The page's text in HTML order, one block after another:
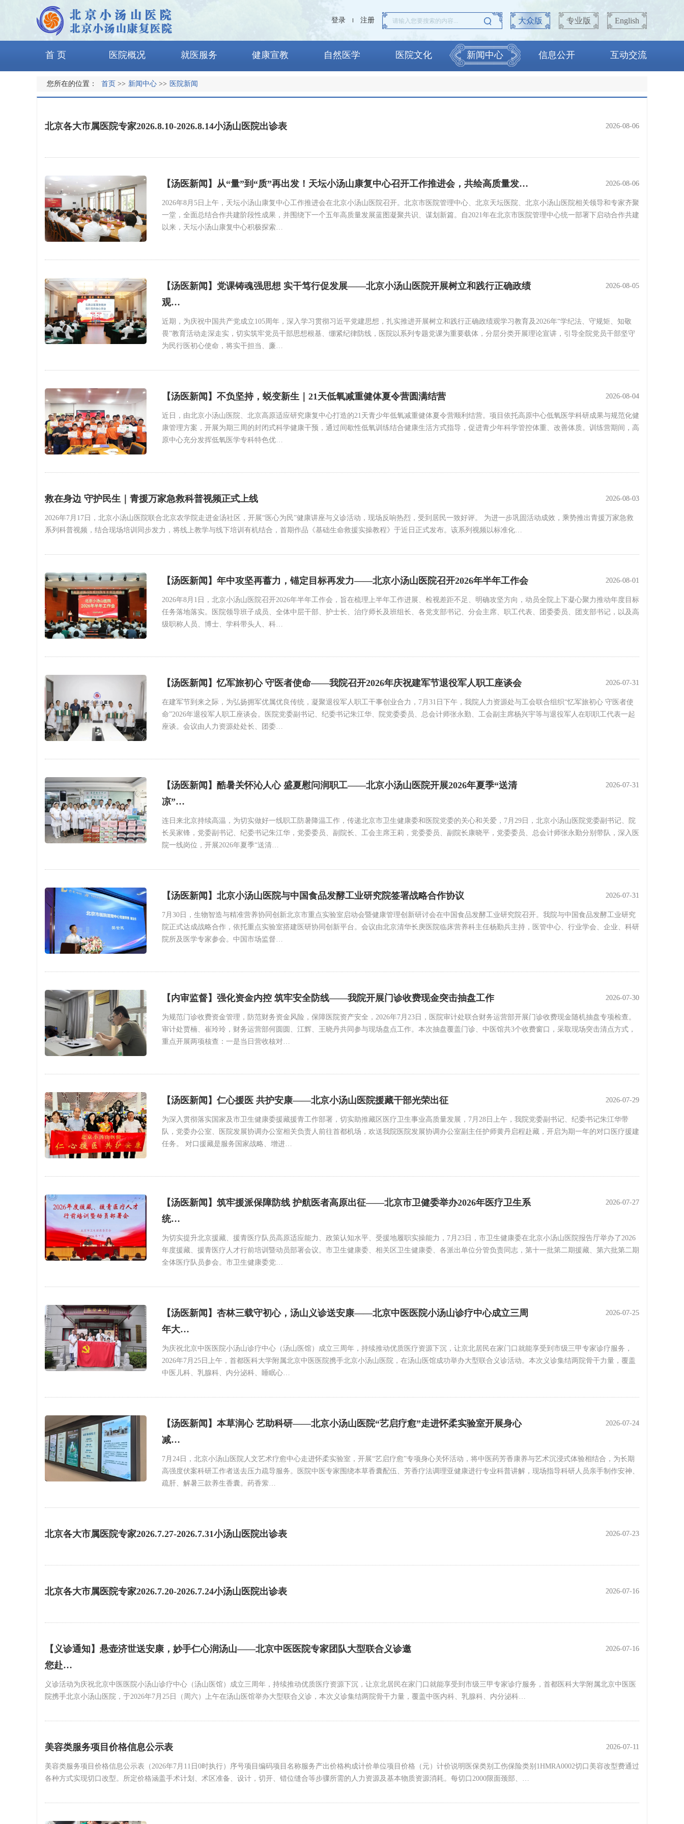
登录 注册 大众版 专业版 English
首 页 医院概况 就医服务 健康宣教 自然医学 医院文化 新闻中心 信息公开 互动交流
您所在的位置： 首页 >> 新闻中心 >> 医院新闻
2026-08-06
北京各大市属医院专家2026.8.10-2026.8.14小汤山医院出诊表 2026-08-06
2026-08-06
【汤医新闻】从“量”到“质”再出发！天坛小汤山康复中心召开工作推进会，共绘高质量发… 2026-08-06
2026年8月5日上午，天坛小汤山康复中心工作推进会在北京小汤山医院召开。北京市医院管理中心、北京天坛医院、北京小汤山医院相关领导和专家齐聚
一堂，全面总结合作共建阶段性成果，并围绕下一个五年高质量发展蓝图凝聚共识、谋划新篇。自2021年在北京市医院管理中心统一部署下启动合作共建
以来，天坛小汤山康复中心积极探索…
2026-08-05
【汤医新闻】党课铸魂强思想 实干笃行促发展——北京小汤山医院开展树立和践行正确政绩
观…
2026-08-05
近期，为庆祝中国共产党成立105周年，深入学习贯彻习近平党建思想，扎实推进开展树立和践行正确政绩观学习教育及2026年“学纪法、守规矩、知敬
畏”教育活动走深走实，切实筑牢党员干部思想根基、绷紧纪律防线，医院以系列专题党课为重要载体，分层分类开展理论宣讲，引导全院党员干部坚守
为民行医初心使命，将实干担当、廉…
2026-08-04
【汤医新闻】不负坚持，蜕变新生｜21天低氧减重健体夏令营圆满结营 2026-08-04
近日，由北京小汤山医院、北京高原适应研究康复中心打造的21天青少年低氧减重健体夏令营顺利结营。项目依托高原中心低氧医学科研成果与规范化健
康管理方案，开展为期三周的封闭式科学健康干预，通过间歇性低氧训练结合健康生活方式指导，促进青少年科学管控体重、改善体质。训练营期间，高
原中心充分发挥低氧医学专科特色优…
2026-08-03
救在身边 守护民生｜青援万家急救科普视频正式上线 2026-08-03
2026年7月17日，北京小汤山医院联合北京农学院走进金汤社区，开展“医心为民”健康讲座与义诊活动，现场反响热烈，受到居民一致好评。 为进一步巩固活动成效，乘势推出青援万家急救
系列科普视频，结合现场培训同步发力，将线上教学与线下培训有机结合，首期作品《基础生命救援实操教程》于近日正式发布。该系列视频以标准化…
2026-08-01
【汤医新闻】年中攻坚再蓄力，锚定目标再发力——北京小汤山医院召开2026年半年工作会 2026-08-01
2026年8月1日，北京小汤山医院召开2026年半年工作会，旨在梳理上半年工作进展、检视差距不足、明确攻坚方向，动员全院上下凝心聚力推动年度目标
任务落地落实。医院领导班子成员、全体中层干部、护士长、治疗师长及班组长、各党支部书记、分会主席、职工代表、团委委员、团支部书记，以及高
级职称人员、博士、学科带头人、科…
2026-07-31
【汤医新闻】忆军旅初心 守医者使命——我院召开2026年庆祝建军节退役军人职工座谈会 2026-07-31
在建军节到来之际，为弘扬拥军优属优良传统，凝聚退役军人职工干事创业合力，7月31日下午，我院人力资源处与工会联合组织“忆军旅初心 守医者使
命”2026年退役军人职工座谈会。医院党委副书记、纪委书记朱江华、院党委委员、总会计师张永勤、工会副主席杨兴宇等与退役军人在职职工代表一起
座谈。会议由人力资源处处长、团委…
2026-07-31
【汤医新闻】酷暑关怀沁人心 盛夏慰问润职工——北京小汤山医院开展2026年夏季“送清
凉”…
2026-07-31
连日来北京持续高温，为切实做好一线职工防暑降温工作，传递北京市卫生健康委和医院党委的关心和关爱，7月29日，北京小汤山医院党委副书记、院
长吴家锋，党委副书记、纪委书记朱江华，党委委员、副院长、工会主席王莉，党委委员、副院长康晓平，党委委员、总会计师张永勤分别带队，深入医
院一线岗位，开展2026年夏季“送清…
2026-07-31
【汤医新闻】北京小汤山医院与中国食品发酵工业研究院签署战略合作协议 2026-07-31
7月30日，生物智造与精准营养协同创新北京市重点实验室启动会暨健康管理创新研讨会在中国食品发酵工业研究院召开。我院与中国食品发酵工业研究
院正式达成战略合作，依托重点实验室搭建医研协同创新平台。会议由北京清华长庚医院临床营养科主任杨勤兵主持，医管中心、行业学会、企业、科研
院所及医学专家参会。中国市场监督…
2026-07-30
【内审监督】强化资金内控 筑牢安全防线——我院开展门诊收费现金突击抽盘工作 2026-07-30
为规范门诊收费资金管理，防范财务资金风险，保障医院资产安全，2026年7月23日，医院审计处联合财务运营部开展门诊收费现金随机抽盘专项检查。
审计处贾楠、崔玲玲，财务运营部何圆圆、江辉、王晓丹共同参与现场盘点工作。本次抽盘覆盖门诊、中医馆共3个收费窗口，采取现场突击清点方式，
重点开展两项核查：一是当日营收核对…
2026-07-29
【汤医新闻】仁心援医 共护安康——北京小汤山医院援藏干部光荣出征 2026-07-29
为深入贯彻落实国家及市卫生健康委援藏援青工作部署，切实助推藏区医疗卫生事业高质量发展，7月28日上午，我院党委副书记、纪委书记朱江华带
队，党委办公室、医院发展协调办公室相关负责人前往首都机场，欢送我院医院发展协调办公室副主任护师黄丹启程赴藏，开启为期一年的对口医疗援建
任务。 对口援藏是服务国家战略、增进…
2026-07-27
【汤医新闻】筑牢援派保障防线 护航医者高原出征——北京市卫健委举办2026年医疗卫生系
统…
2026-07-27
为切实提升北京援藏、援青医疗队员高原适应能力、政策认知水平、受援地履职实操能力，7月23日，市卫生健康委在北京小汤山医院报告厅举办了2026
年度援藏、援青医疗人才行前培训暨动员部署会议。市卫生健康委、相关区卫生健康委、各派出单位分管负责同志，第十一批第二期援藏、第六批第二期
全体医疗队员参会。市卫生健康委党…
2026-07-25
【汤医新闻】杏林三载守初心，汤山义诊送安康——北京中医医院小汤山诊疗中心成立三周
年大…
2026-07-25
为庆祝北京中医医院小汤山诊疗中心（汤山医馆）成立三周年，持续推动优质医疗资源下沉，让京北居民在家门口就能享受到市级三甲专家诊疗服务，
2026年7月25日上午，首都医科大学附属北京中医医院携手北京小汤山医院，在汤山医馆成功举办大型联合义诊活动。本次义诊集结两院骨干力量，覆盖
中医儿科、乳腺科、内分泌科、睡眠心…
2026-07-24
【汤医新闻】本草润心 艺助科研——北京小汤山医院“艺启疗愈”走进怀柔实验室开展身心
减…
2026-07-24
7月24日，北京小汤山医院人文艺术疗愈中心走进怀柔实验室，开展“艺启疗愈”专项身心关怀活动，将中医药芳香康养与艺术沉浸式体验相结合，为长期
高强度伏案科研工作者送去压力疏导服务。医院中医专家围绕本草香囊配伍、芳香疗法调理亚健康进行专业科普讲解，现场指导科研人员亲手制作安神、
疏肝、解暑三款养生香囊。药香萦…
2026-07-23
北京各大市属医院专家2026.7.27-2026.7.31小汤山医院出诊表 2026-07-23
2026-07-16
北京各大市属医院专家2026.7.20-2026.7.24小汤山医院出诊表 2026-07-16
2026-07-16
【义诊通知】悬壶济世送安康，妙手仁心润汤山——北京中医医院专家团队大型联合义诊邀
您赴…
2026-07-16
义诊活动为庆祝北京中医医院小汤山诊疗中心（汤山医馆）成立三周年，持续推动优质医疗资源下沉，让京北居民在家门口就能享受到市级三甲专家诊疗服务，首都医科大学附属北京中医医
院携手北京小汤山医院，于2026年7月25日（周六）上午在汤山医馆举办大型联合义诊，本次义诊集结两院骨干力量，覆盖中医内科、乳腺科、内分泌科…
2026-07-11
美容类服务项目价格信息公示表 2026-07-11
美容类服务项目价格信息公示表（2026年7月11日0时执行）序号项目编码项目名称服务产出价格构成计价单位项目价格（元）计价说明医保类别工伤保险类别1HMRA0002切口美容改型费通过
各种方式实现切口改型。所定价格涵盖手术计划、术区准备、设计，切开、错位缝合等步骤所需的人力资源及基本物质资源消耗。每切口2000限面颈部、…